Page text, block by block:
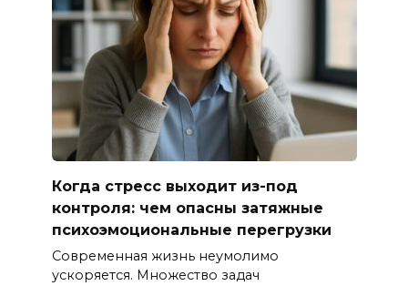
Когда стресс выходит из-под
контроля: чем опасны затяжные
психоэмоциональные перегрузки
Современная жизнь неумолимо
ускоряется. Множество задач